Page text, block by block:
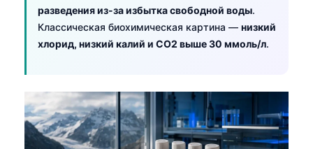
разведения из-за избытка свободной воды.
Классическая биохимическая картина — низкий
хлорид, низкий калий и CO2 выше 30 ммоль/л.